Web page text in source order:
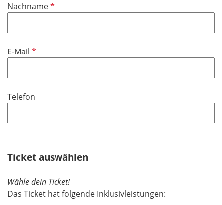
c
t
e
d
NachnameP
t
e
d
E-Mail P
c
t
l
Telefon
Ticket auswählen
Wähle dein Ticket!
Das Ticket hat folgende Inklusivleistungen: